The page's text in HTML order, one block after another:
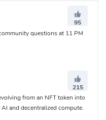
95
questions at 11 PM
215
from an NFT token into
and decentralized compute.